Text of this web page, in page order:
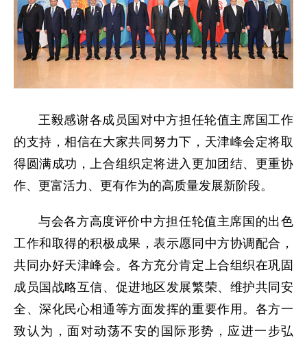
王毅感谢各成员国对中方担任轮值主席国工作
的支持，相信在大家共同努力下，天津峰会定将取
得圆满成功，上合组织定将进入更加团结、更重协
作、更富活力、更有作为的高质量发展新阶段。
与会各方高度评价中方担任轮值主席国的出色
工作和取得的积极成果，表示愿同中方协调配合，
共同办好天津峰会。各方充分肯定上合组织在巩固
成员国战略互信、促进地区发展繁荣、维护共同安
全、深化民心相通等方面发挥的重要作用。各方一
致认为，面对动荡不安的国际形势，应进一步弘